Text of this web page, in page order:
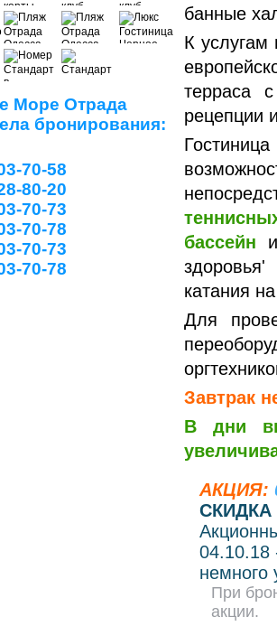
Море Отрада
бронирования:
70-58
80-20
70-73
70-78
70-73
70-78
банные
К услугам
терраса
рецепции
бассейн
катания
Для
Завтрак
В дни
АКЦИЯ:
СКИДКА
04.10.18
немного
При
акции.